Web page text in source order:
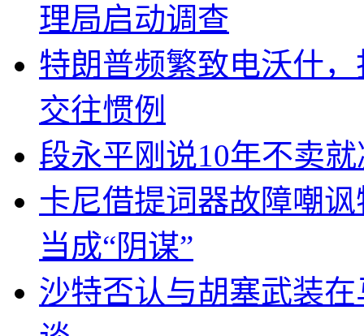
理局启动调查
特朗普频繁致电沃什
交往惯例
段永平刚说10年不卖
卡尼借提词器故障嘲
当成“阴谋”
沙特否认与胡塞武装